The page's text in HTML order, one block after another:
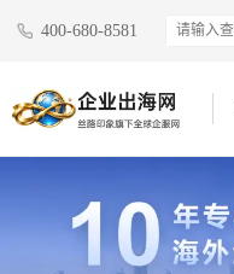
400-680-8581